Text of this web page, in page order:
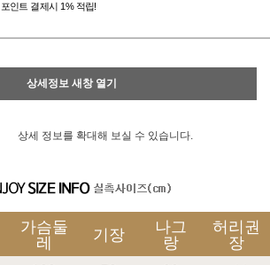
포인트 결제시 1% 적립!
상세정보 새창 열기
상세 정보를 확대해 보실 수 있습니다.
가슴둘
레
기장
나그
랑
허리권
장